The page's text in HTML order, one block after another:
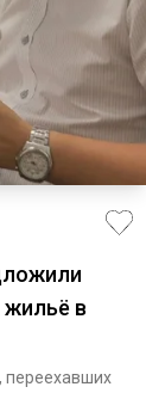
в
переехавших